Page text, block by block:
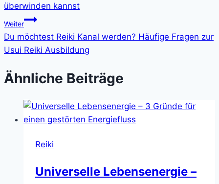
überwinden kannst
Weiter
Du möchtest Reiki Kanal werden? Häufige Fragen zur
Usui Reiki Ausbildung
Ähnliche Beiträge
Reiki
Universelle Lebensenergie –